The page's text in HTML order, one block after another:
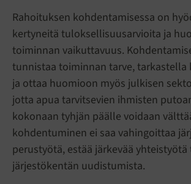
Rahoituksen kohdentamisessa on
kertyneitä tuloksellisuusarvioita ja
toiminnan vaikuttavuus.
tunnistaa toiminnan tarve,
ja ottaa huomioon myös julkisen
jotta apua tarvitsevien ihmisten
kokonaan tyhjän päälle voidaan
kohdentuminen ei saa vahingoittaa
perustyötä, estää järkevää
järjestökentän uudistumista.